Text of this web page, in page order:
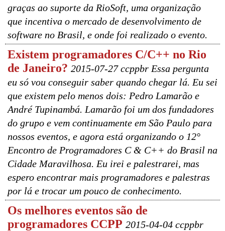
graças ao suporte da RioSoft, uma organização
que incentiva o mercado de desenvolvimento de
software no Brasil, e onde foi realizado o evento.
Existem programadores C/C++ no Rio
de Janeiro? 2015-07-27 ccppbr Essa pergunta
eu só vou conseguir saber quando chegar lá. Eu sei
que existem pelo menos dois: Pedro Lamarão e
André Tupinambá. Lamarão foi um dos fundadores
do grupo e vem continuamente em São Paulo para
nossos eventos, e agora está organizando o 12°
Encontro de Programadores C & C++ do Brasil na
Cidade Maravilhosa. Eu irei e palestrarei, mas
espero encontrar mais programadores e palestras
por lá e trocar um pouco de conhecimento.
Os melhores eventos são de
programadores CCPP 2015-04-04 ccppbr